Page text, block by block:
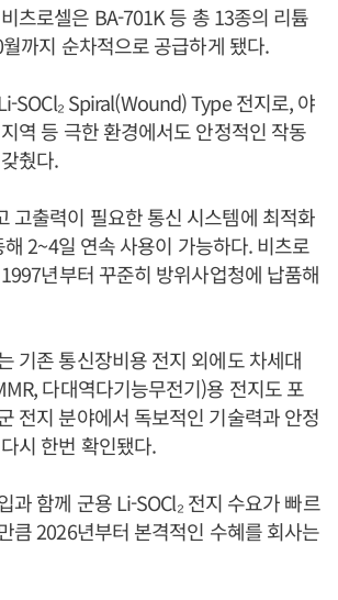
츠로셀은 BA-701K 등 총 13종의 리튬
까지 순차적으로 공급하게 됐다.
SOCl₂ Spiral(Wound) Type 전지로, 야
역 등 극한 환경에서도 안정적인 작동
췄다.
고출력이 필요한 통신 시스템에 최적화
2~4일 연속 사용이 가능하다. 비츠로
년부터 꾸준히 방위사업청에 납품해
기존 통신장비용 전지 외에도 차세대
다대역다기능무전기)용 전지도 포
전지 분야에서 독보적인 기술력과 안정
시 한번 확인됐다.
과 함께 군용 Li-SOCl₂ 전지 수요가 빠르
큼 2026년부터 본격적인 수혜를 회사는